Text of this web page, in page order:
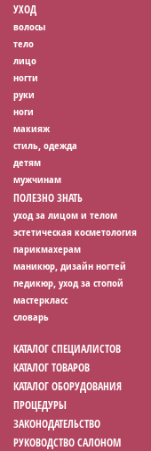
УХОД
волосы
тело
лицо
ногти
руки
ноги
макияж
стиль, одежда
детям
мужчинам
ПОЛЕЗНО ЗНАТЬ
уход за лицом и телом
эстетическая косметология
парикмахерам
маникюр, дизайн ногтей
педикюр, уход за стопой
мастеркласс
словарь
КАТАЛОГ СПЕЦИАЛИСТОВ
КАТАЛОГ ТОВАРОВ
КАТАЛОГ ОБОРУДОВАНИЯ
ПРОЦЕДУРЫ
ЗАКОНОДАТЕЛЬСТВО
РУКОВОДСТВО САЛОНОМ